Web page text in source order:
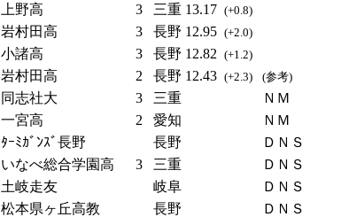
上野高 3 三重 13.17 (+0.8)
岩村田高 3 長野 12.95 (+2.0)
小諸高 3 長野 12.82 (+1.2)
岩村田高 2 長野 12.43 (+2.3) (参考)
同志社大 3 三重
ＮＭ
一宮高 2 愛知
ＮＭ
ﾀｰﾐｶﾞﾝｽﾞ長野 長野
ＤＮＳ
いなべ総合学園高 3 三重
ＤＮＳ
土岐走友 岐阜
ＤＮＳ
松本県ヶ丘高教 長野
ＤＮＳ